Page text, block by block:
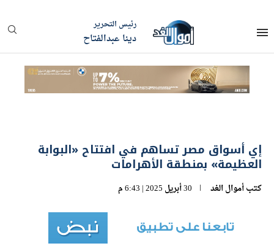
رئيس التحرير
دينا عبدالفتاح
إي أسواق مصر تساهم في افتتاح «البوابة
العظيمة» بمنطقة الأهرامات
كتبأموال الغد 30 أبريل 2025 | 6:43 م